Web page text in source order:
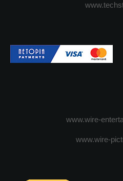
www.wire-
www.wire-